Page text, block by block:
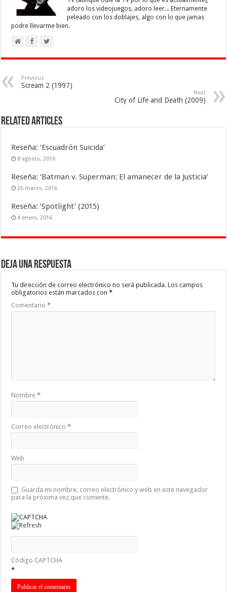
adoro los videojuegos, adoro leer... Eternamente
peleado con los doblajes, algo con lo que jamas
podre llevarme bien.
Previous
Scream 2 (1997)
Next
City of Life and Death (2009)
Related Articles
Reseña: ‘Escuadrón Suicida’
8 agosto, 2016
Reseña: ‘Batman v. Superman: El amanecer de la Justicia’
26 marzo, 2016
Reseña: ‘Spotlight’ (2015)
4 enero, 2016
Deja una respuesta
Tu dirección de correo electrónico no será publicada. Los campos
obligatorios están marcados con*
Comentario*
Nombre*
Correo electrónico*
Web
Guarda mi nombre, correo electrónico y web en este navegador
para la próxima vez que comente.
Código CAPTCHA
*